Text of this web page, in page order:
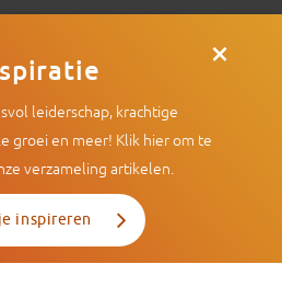
×
leiderschap, krachtige
groei en meer! Klik hier om te
verzameling artikelen.
inspireren
2 , 4131 NR Vianen |info@intenza.nl
(0)165 74 60 15